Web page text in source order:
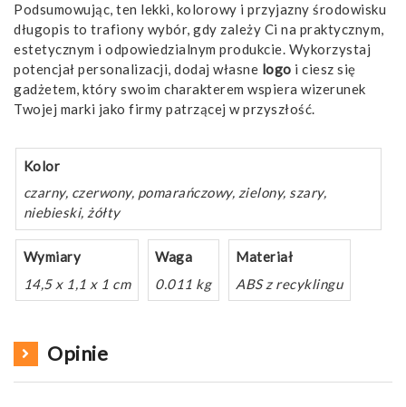
Podsumowując, ten lekki, kolorowy i przyjazny środowisku
długopis to trafiony wybór, gdy zależy Ci na praktycznym,
estetycznym i odpowiedzialnym produkcie. Wykorzystaj
potencjał personalizacji, dodaj własne logo i ciesz się
gadżetem, który swoim charakterem wspiera wizerunek
Twojej marki jako firmy patrzącej w przyszłość.
Kolor
czarny, czerwony, pomarańczowy, zielony, szary,
niebieski, żółty
Wymiary
14,5 x 1,1 x 1 cm
Waga
0.011 kg
Materiał
ABS z recyklingu
Opinie